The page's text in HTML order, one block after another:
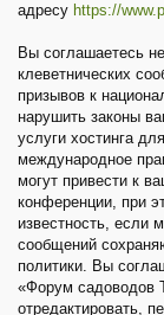
адресу https://
Вы соглашаетесь
клеветнических
призывов к
нарушить законы
услуги хостинга
международное
могут привести к
конференции, при
известность, если
сообщений
политики. Вы
«Форум садоводов
отредактировать,